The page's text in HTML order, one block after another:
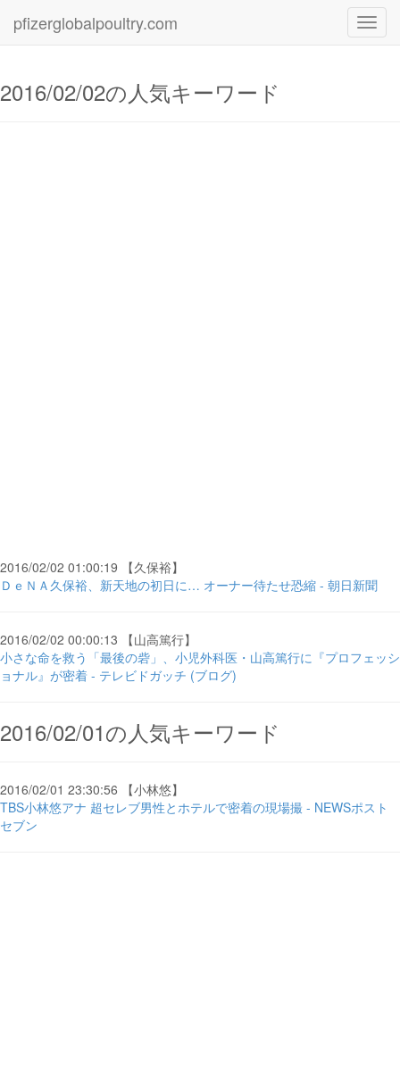
pfizerglobalpoultry.com
2016/02/02の人気キーワード
2016/02/02 01:00:19 【久保裕】
ＤｅＮＡ久保裕、新天地の初日に… オーナー待たせ恐縮 - 朝日新聞
2016/02/02 00:00:13 【山高篤行】
小さな命を救う「最後の砦」、小児外科医・山高篤行に『プロフェッシ
ョナル』が密着 - テレビドガッチ (ブログ)
2016/02/01の人気キーワード
2016/02/01 23:30:56 【小林悠】
TBS小林悠アナ 超セレブ男性とホテルで密着の現場撮 - NEWSポスト
セブン